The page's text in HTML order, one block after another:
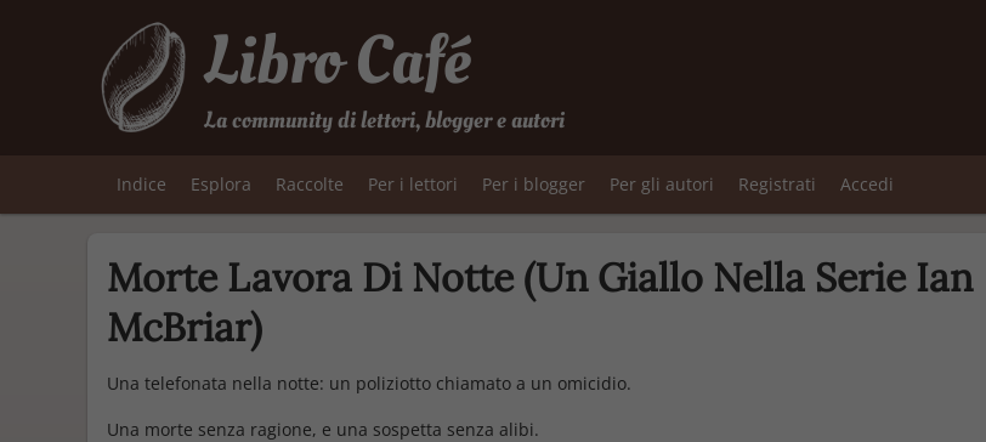
Libro Café
La community di lettori, blogger e autori
Indice Esplora Raccolte Per i lettori Per i blogger Per gli autori Registrati Accedi
Morte Lavora Di Notte (Un Giallo Nella Serie Ian
McBriar)
Una telefonata nella notte: un poliziotto chiamato a un omicidio.
Una morte senza ragione, e una sospetta senza alibi.